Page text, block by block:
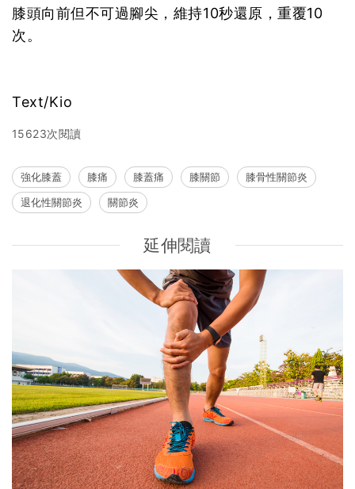
膝頭向前但不可過腳尖，維持10秒還原，重覆10
次。
Text/Kio
15623次閱讀
強化膝蓋 膝痛 膝蓋痛 膝關節
膝骨性關節炎
退化性關節炎
關節炎
延伸閱讀